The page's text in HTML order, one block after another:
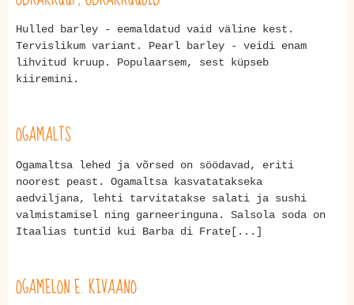
Hulled barley - eemaldatud vaid väline kest.
Tervislikum variant. Pearl barley - veidi enam
lihvitud kruup. Populaarsem, sest küpseb
kiiremini.
OGAMALTS
Ogamaltsa lehed ja võrsed on söödavad, eriti
noorest peast. Ogamaltsa kasvatatakseka
aedviljana, lehti tarvitatakse salati ja sushi
valmistamisel ning garneeringuna. Salsola soda on
Itaalias tuntid kui Barba di Frate[...]
OGAMELON E. KIVAANO